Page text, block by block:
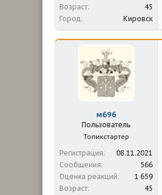
Возраст
45
Город
Кировск
м696
Пользователь
Топикстартер
Регистрация
08.11.2021
Сообщения
566
Оценка реакций
1 659
Возраст
45